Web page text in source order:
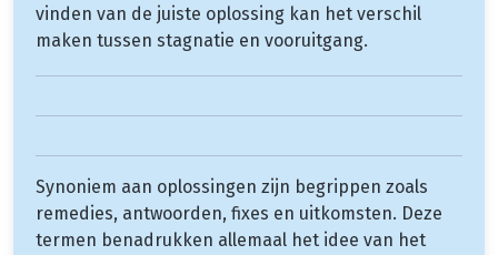
vinden van de juiste oplossing kan het verschil
maken tussen stagnatie en vooruitgang.
Synoniem aan oplossingen zijn begrippen zoals
remedies, antwoorden, fixes en uitkomsten. Deze
termen benadrukken allemaal het idee van het